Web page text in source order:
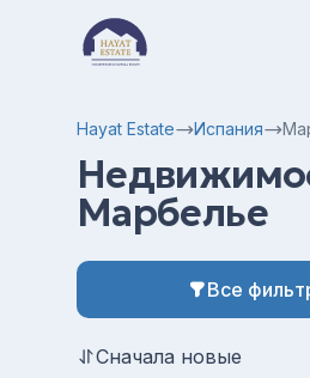
Hayat Estate Испания
Марбелье
Все
Сначала новые